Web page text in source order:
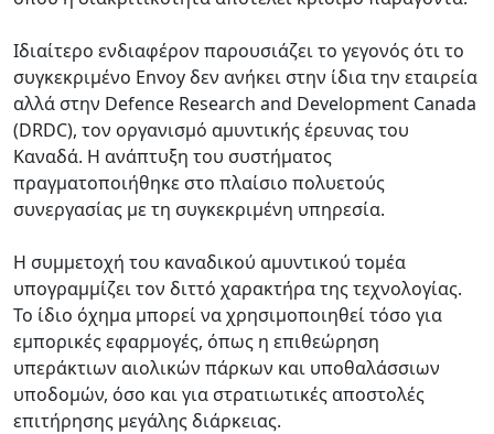
Ιδιαίτερο ενδιαφέρον παρουσιάζει το γεγονός ότι το
συγκεκριμένο Envoy δεν ανήκει στην ίδια την εταιρεία
αλλά στην Defence Research and Development Canada
(DRDC), τον οργανισμό αμυντικής έρευνας του
Καναδά. Η ανάπτυξη του συστήματος
πραγματοποιήθηκε στο πλαίσιο πολυετούς
συνεργασίας με τη συγκεκριμένη υπηρεσία.
Η συμμετοχή του καναδικού αμυντικού τομέα
υπογραμμίζει τον διττό χαρακτήρα της τεχνολογίας.
Το ίδιο όχημα μπορεί να χρησιμοποιηθεί τόσο για
εμπορικές εφαρμογές, όπως η επιθεώρηση
υπεράκτιων αιολικών πάρκων και υποθαλάσσιων
υποδομών, όσο και για στρατιωτικές αποστολές
επιτήρησης μεγάλης διάρκειας.